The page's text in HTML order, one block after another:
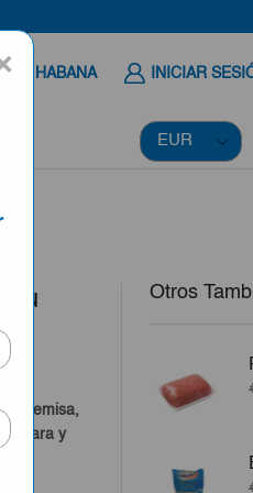
A LA HABANA INICIAR
Artemisa,
Clara y
Otros